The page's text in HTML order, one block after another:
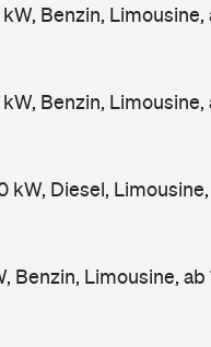
Benzin, Limousine,
Benzin, Limousine,
kW, Diesel,
Benzin, Limousine, ab